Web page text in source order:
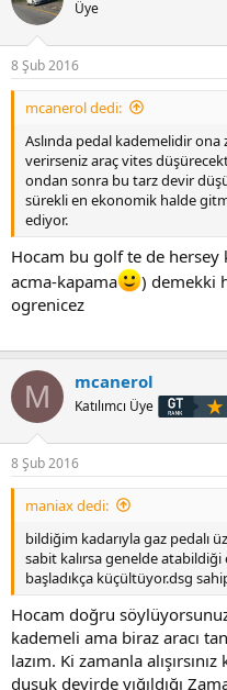
Üye
8 Şub 2016
mcanerol dedi:
Aslında pedal kademelidir ona
verirseniz araç vites
ondan sonra bu tarz devir
sürekli en ekonomik halde
ediyor.
Hocam bu golf te de
acma-kapama
) demekki
ogrenicez
M mcanerol
Katılımcı Üye
8 Şub 2016
maniax dedi:
bildiğim kadarıyla gaz pedalı
sabit kalırsa genelde
başladıkça küçültüyor.dsg
Hocam doğru
kademeli ama biraz aracı
lazım. Ki zamanla
dusuk devirde yığıldığı